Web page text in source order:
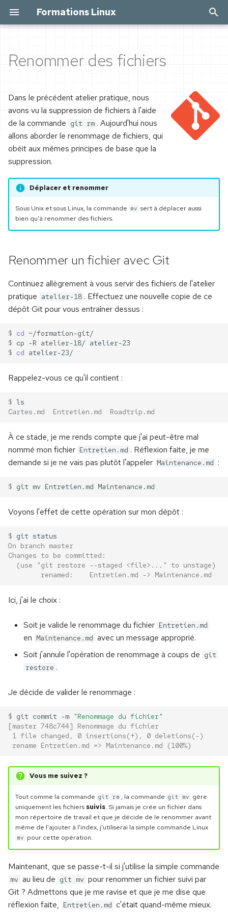
Formations Linux
a
i
s
a
e
a
e
c
e
r
h
e
Unix, Linux & Open Source
Les premiers ordinateurs
et le projet Multics
De Multics à Unix
Richard Stallman vs. Xerox
Le projet GNU
Linus Torvalds et Minix
Naissance du noyau Linux
Les premières
Slackware Linux
CentOS
Debian
Ubuntu
SUSE et OpenSUSE
Choisir sa distribution Linux
pour l'entreprise
Qui utilise Linux ?
À propos de cette
Avant de mettre la main à
la pâte
Linux installé par une poule
Configuration initiale
Travailler en mode texte
Naviguer en mode texte
répertoires
Visualiser : more et less
Créer : touch et mkdir
Copier, déplacer et
Éditer des fichiers texte :
Travailler efficacement
dans le shell
Consulter l'aide en ligne :
Travail en cours
Renommer un fichier avec Git
À vous de jouer !
Docker par la pratique
Virtualisation et
conteneurs
Préparer une VM Linux
Installer Docker sous Red
Hat
Les commandes de base
Gérer les images
Se connecter à un
conteneur
Gérer les logs
Utiliser les registres
Construire une image
Compiler CMatrix
CMatrix multiplateforme
Docker Compose
Ansible par la pratique
Un peu d'histoire
Un labo pour Ansible
Installer Ansible
Authentification
Direnv
Configuration de base
Mon premier playbook
Les handlers
Cibles hétérogènes
Travail en cours
Renommer des fichiers
Dans le précédent atelier pratique, nous
avons vu la suppression de fichiers à l'aide
de la commande git rm . Aujourd'hui nous
allons aborder le renommage de fichiers, qui
obéit aux mêmes principes de base que la
suppression.
Déplacer et renommer
Sous Unix et sous Linux, la commande mv sert à déplacer aussi
bien qu'à renommer des fichiers.
Renommer un fichier avec Git
Continuez allègrement à vous servir des fichiers de l'atelier
pratique atelier-18 . Effectuez une nouvelle copie de ce
dépôt Git pour vous entraîner dessus :
$ cd
$ cp -R atelier-18/
$ cd
Rappelez-vous ce qu'il contient :
$
Cartes.md  Entretien.md  Roadtrip.md
À ce stade, je me rends compte que j'ai peut-être mal
nommé mon fichier Entretien.md . Réflexion faite, je me
demande si je ne vais pas plutôt l'appeler Maintenance.md :
$ git mv Entretien.md
Voyons l'effet de cette opération sur mon dépôt :
$ git
On branch master
Changes to be committed:
  (use "git restore --staged <file>..." to unstage)
        renamed:    Entretien.md -> Maintenance.md
Ici, j'ai le choix :
Soit je valide le renommage du fichier Entretien.md
en Maintenance.md avec un message approprié.
Soit j'annule l'opération de renommage à coups de git
restore .
Je décide de valider le renommage :
$ git commit -m
"Renommage du fichier"
[master 748c744] Renommage du fichier
1 file changed, 0 insertions(+), 0 deletions(-)
rename Entretien.md => Maintenance.md (100%)
Vous me suivez ?
Tout comme la commande git rm , la commande git mv gère
uniquement les fichiers suivis. Si jamais je crée un fichier dans
mon répertoire de travail et que je décide de le renommer avant
même de l'ajouter à l'index, j'utiliserai la simple commande Linux
mv pour cette opération.
Maintenant, que se passe-t-il si j'utilise la simple commande
mv au lieu de git mv pour renommer un fichier suivi par
Git ? Admettons que je me ravise et que je me dise que
réflexion faite, Entretien.md c'était quand-même mieux.